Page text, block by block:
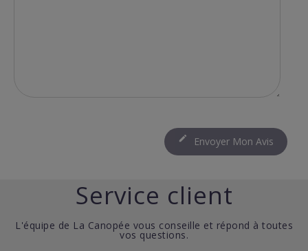
 Envoyer Mon Avis
Service client
L'équipe de La Canopée vous conseille et répond à toutes
vos questions.